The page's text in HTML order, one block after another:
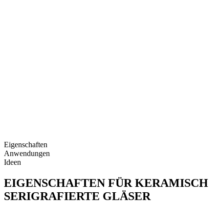
Eigenschaften
Anwendungen
Ideen
EIGENSCHAFTEN FÜR KERAMISCH
SERIGRAFIERTE GLÄSER